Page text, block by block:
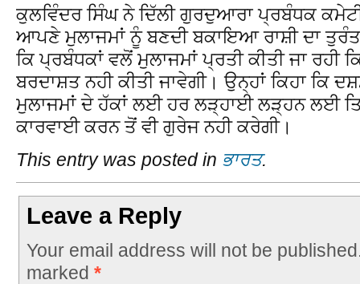
ਕੁਲਵਿੰਦਰ ਸਿੰਘ ਨੇ ਦਿੱਲੀ ਗੁਰਦੁਆਰਾ ਪ੍ਰਬੰਧਕ
ਆਪਣੇ ਮੁਲਾਜਮਾਂ ਨੂੰ ਬਣਦੀ ਬਕਾਇਆ ਰਾਸ਼ੀ ਦਾ
ਕਿ ਪ੍ਰਬੰਧਕਾਂ ਵਲੋਂ ਮੁਲਾਜਮਾਂ ਪ੍ਰਤੀ ਕੀਤੀ ਜਾ ਰਹੀ
ਬਰਦਾਸ਼ਤ ਨਹੀ ਕੀਤੀ ਜਾਵੇਗੀ। ਉਨ੍ਹਾਂ ਕਿਹਾ ਕਿ
ਮੁਲਾਜਮਾਂ ਦੇ ਹੱਕਾਂ ਲਈ ਹਰ ਲੜ੍ਹਾਈ ਲੜ੍ਹਨ ਲਈ
ਕਾਰਵਾਈ ਕਰਨ ਤੋਂ ਵੀ ਗੁਰੇਜ ਨਹੀ ਕਰੇਗੀ।
This entry was posted in ਭਾਰਤ.
Leave a Reply
Your email address will not be
marked *